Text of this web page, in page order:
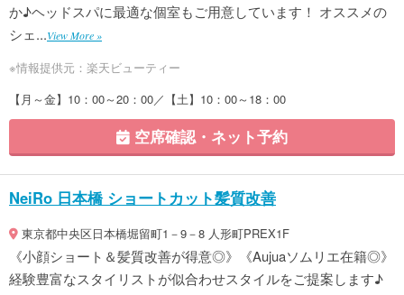
か♪ヘッドスパに最適な個室もご用意しています！ オススメの
シェ...View More »
※情報提供元：楽天ビューティー
【月～金】10：00～20：00／【土】10：00～18：00
空席確認・ネット予約
NeiRo 日本橋 ショートカット髪質改善
東京都中央区日本橋堀留町1－9－8 人形町PREX1F
《小顔ショート＆髪質改善が得意◎》《Aujuaソムリエ在籍◎》
経験豊富なスタイリストが似合わせスタイルをご提案します♪